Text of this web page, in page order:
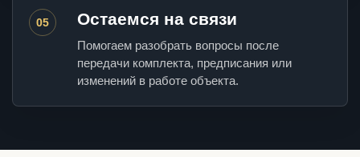
05 Остаемся на связи
Помогаем разобрать вопросы после
передачи комплекта, предписания или
изменений в работе объекта.